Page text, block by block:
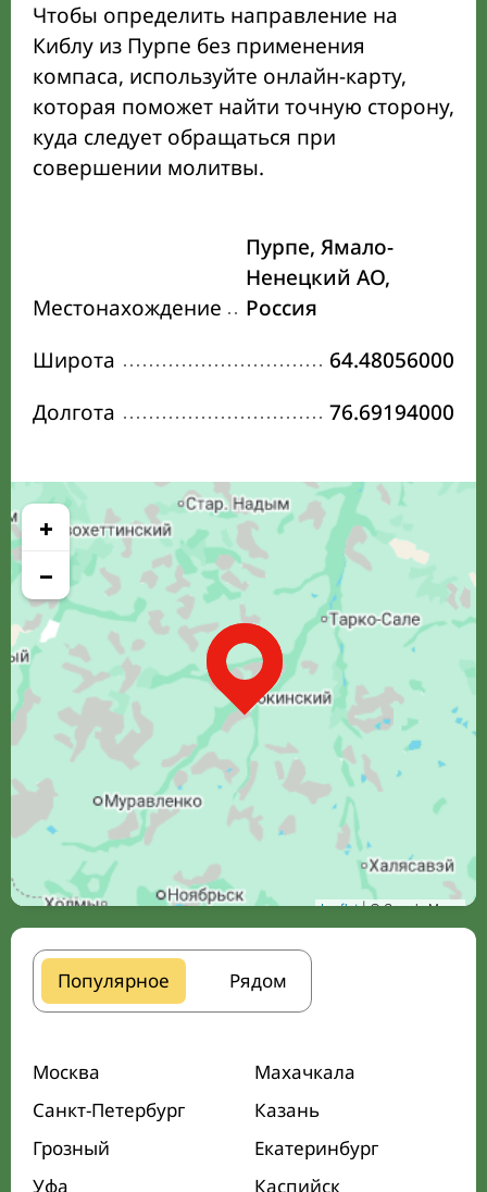
Чтобы определить направление на
Киблу из Пурпе без применения
компаса, используйте онлайн-карту,
которая поможет найти точную сторону,
куда следует обращаться при
совершении молитвы.
Местонахождение
Пурпе, Ямало-
Ненецкий АО,
Россия
Широта
64.48056000
Долгота
76.69194000
+
−
Leaflet| © Google Maps
Популярное Рядом
Москва
Махачкала
Санкт-Петербург
Казань
Грозный
Екатеринбург
Уфа
Каспийск